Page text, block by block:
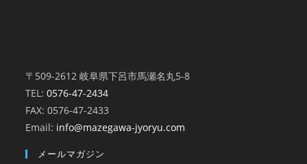
〒509-2612 岐阜県下呂市馬瀬名丸5-8
TEL:0576-47-2434
FAX: 0576-47-2433
Email: info@mazegawa-jyoryu.com
メールマガジン